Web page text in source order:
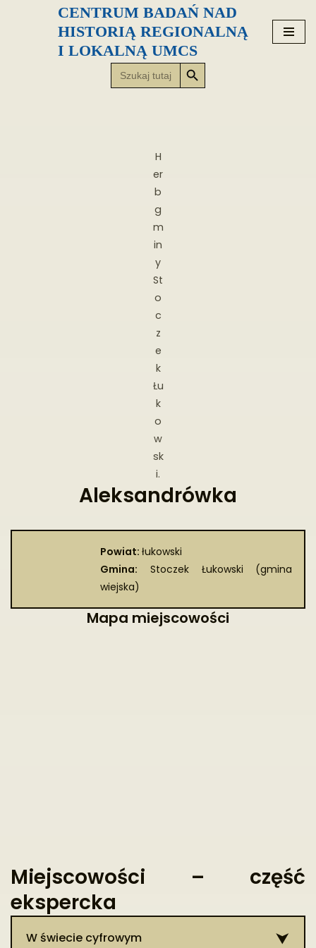
CENTRUM BADAŃ NAD
HISTORIĄ REGIONALNĄ
I LOKALNĄ UMCS
Search
for:
Search Button
H
er
b
g
m
in
y
St
o
c
z
e
k
Łu
k
o
w
sk
i.
Aleksandrówka
Powiat:łukowski
Gmina: Stoczek Łukowski (gmina
wiejska)
Mapa miejscowości
Miejscowości – część
ekspercka
W świecie cyfrowym